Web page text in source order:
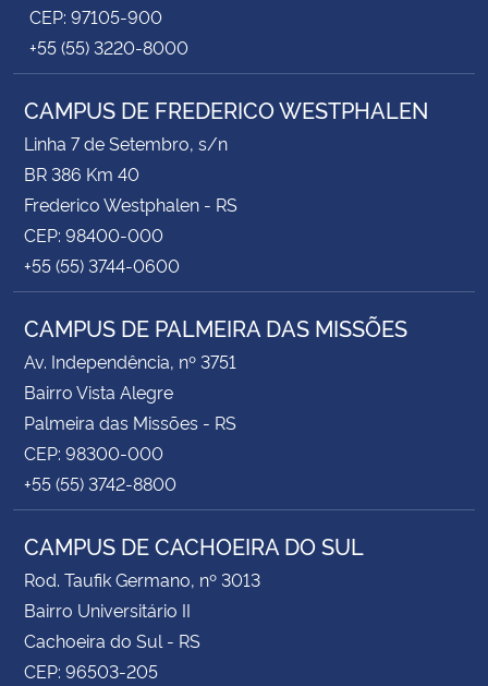
CEP: 97105-900
+55 (55) 3220-8000
CAMPUS DE FREDERICO WESTPHALEN
Linha 7 de Setembro, s/n
BR 386 Km 40
Frederico Westphalen - RS
CEP: 98400-000
+55 (55) 3744-0600
CAMPUS DE PALMEIRA DAS MISSÕES
Av. Independência, nº 3751
Bairro Vista Alegre
Palmeira das Missões - RS
CEP: 98300-000
+55 (55) 3742-8800
CAMPUS DE CACHOEIRA DO SUL
Rod. Taufik Germano, nº 3013
Bairro Universitário II
Cachoeira do Sul - RS
CEP: 96503-205